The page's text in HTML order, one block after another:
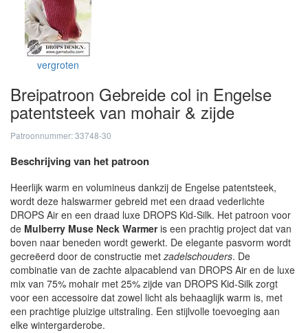
vergroten
Breipatroon Gebreide col in Engelse
patentsteek van mohair & zijde
Patroonnummer: 33748-30
Beschrijving van het patroon
Heerlijk warm en volumineus dankzij de Engelse patentsteek,
wordt deze halswarmer gebreid met een draad vederlichte
DROPS Air en een draad luxe DROPS Kid-Silk. Het patroon voor
de Mulberry Muse Neck Warmeris een prachtig project dat van
boven naar beneden wordt gewerkt. De elegante pasvorm wordt
gecreëerd door de constructie metzadelschouders. De
combinatie van de zachte alpacablend van DROPS Air en de luxe
mix van 75% mohair met 25% zijde van DROPS Kid-Silk zorgt
voor een accessoire dat zowel licht als behaaglijk warm is, met
een prachtige pluizige uitstraling. Een stijlvolle toevoeging aan
elke wintergarderobe.